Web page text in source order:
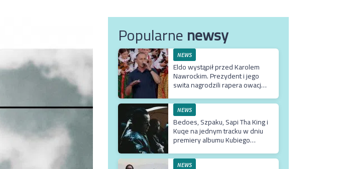
Popularnenewsy
NEWS
Eldo wystąpił przed Karolem
Nawrockim. Prezydent i jego
swita nagrodzili rapera owacją
NEWS
Bedoes, Szpaku, Sapi Tha King i
Kuqe na jednym tracku w dniu
premiery albumu Kubiego
NEWS